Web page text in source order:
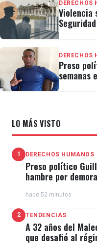
DERECHOS
Violencia
DERECHOS
Preso
semanas
LO MÁS VISTO
1 DERECHOS HUMANOS
Preso político
hambre por
hace 52 minutos
2 TENDENCIAS
A 32 años del
que desafió al